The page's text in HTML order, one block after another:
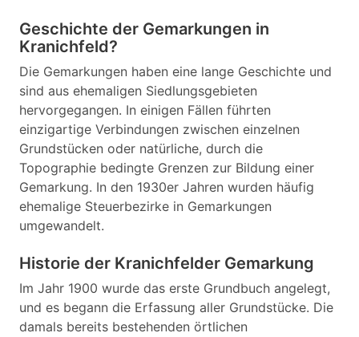
Geschichte der Gemarkungen in
Kranichfeld?
Die Gemarkungen haben eine lange Geschichte und
sind aus ehemaligen Siedlungsgebieten
hervorgegangen. In einigen Fällen führten
einzigartige Verbindungen zwischen einzelnen
Grundstücken oder natürliche, durch die
Topographie bedingte Grenzen zur Bildung einer
Gemarkung. In den 1930er Jahren wurden häufig
ehemalige Steuerbezirke in Gemarkungen
umgewandelt.
Historie der Kranichfelder Gemarkung
Im Jahr 1900 wurde das erste Grundbuch angelegt,
und es begann die Erfassung aller Grundstücke. Die
damals bereits bestehenden örtlichen